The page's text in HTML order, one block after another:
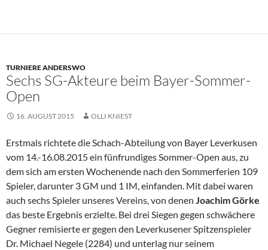
TURNIERE ANDERSWO
Sechs SG-Akteure beim Bayer-Sommer-
Open
16. AUGUST 2015 OLLI KNIEST
Erstmals richtete die Schach-Abteilung von Bayer Leverkusen
vom 14.-16.08.2015 ein fünfrundiges Sommer-Open aus, zu
dem sich am ersten Wochenende nach den Sommerferien 109
Spieler, darunter 3 GM und 1 IM, einfanden. Mit dabei waren
auch sechs Spieler unseres Vereins, von denen Joachim Görke
das beste Ergebnis erzielte. Bei drei Siegen gegen schwächere
Gegner remisierte er gegen den Leverkusener Spitzenspieler
Dr. Michael Negele (2284) und unterlag nur seinem